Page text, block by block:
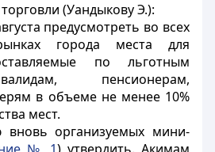
(Уандыкову Э.):
предусмотреть во всех
города места для
по льготным
пенсионерам,
в объеме не менее 10%
мест.
вновь организуемых мини-